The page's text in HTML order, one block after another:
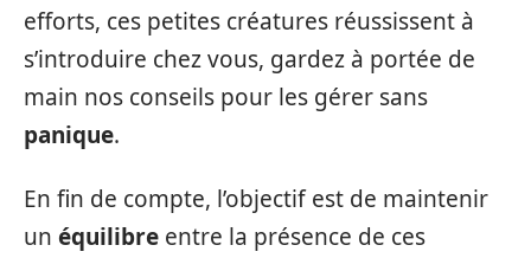
efforts, ces petites créatures réussissent à
s’introduire chez vous, gardez à portée de
main nos conseils pour les gérer sans
panique.
En fin de compte, l’objectif est de maintenir
un équilibre entre la présence de ces